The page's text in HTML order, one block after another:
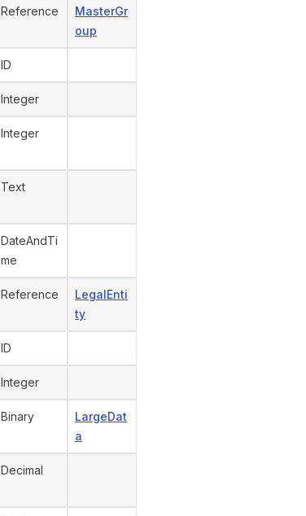
Reference
MasterGr
oup
ID
Integer
Integer
Text
DateAndTi
me
Reference
LegalEnti
ty
ID
Integer
Binary
LargeDat
a
Decimal